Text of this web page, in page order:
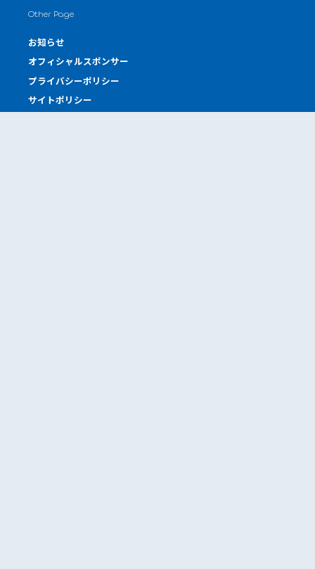
Other Page
お知らせ
オフィシャルスポンサー
プライバシーポリシー
サイトポリシー